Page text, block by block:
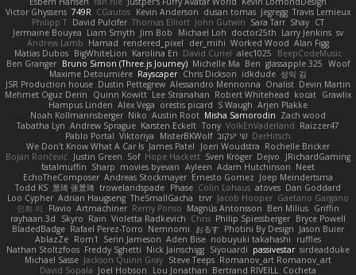
Victor Ghyssens 749R CGautos Kevin Anderson dusan tomas Jegregg Travis Lemieux
Philipp T David Pulcifer Thomas Elliott John Gutwin Sara Tarr Shay CT
Jermaine Bouyea Liam Smyth Jim Bob Michael Loh doctor25th Larry Jenkins sv
Andrew Lamb Hamad rendered_pixel der_mihi Worked Wood Alan Figg
Matias Dubos BigWhiteLion Karolina En David Curiel alec1025
BeepCodeMusic
Ben Granger Bruno Simon (Three.js Journey) Michelle Ma Ben glassapple 325 Woof
Maxime Detournière Rayscaper Chris Dickson idkdude 성익 김
JSR Production house Dustin Pettegrew Alessandro Mennonna Onalist Devin Martin
Mehmet Oguz Derin
Quinn Kowitt Lee Stranahan Robert Whitehead kocat Grawlix
Hampus Linden Alex Vega orestis picard S Waugh Arjen Plakke
Noah Kollmannsberger Niko Austin Root Misha Samorodin Zach wood
Tabatha Lyn Andrew Sprague Karsten Eckelt Tony VolkEnVaderland Raizzer47
Pablo Portal Viktoriya MisterBKWolf שי יעקוב DerHitsch
We Don't Know What A Car Is James Patel Joeri Woudstra Rochelle Bricker
Bojan Rončević
Justin Green Sof Hope Hackett Sven Kröger Dejvo
JRichardGaming
fatalmuffin Sharp movies byevan Ayleen Adam Hutchinson Neet
EchoTheComposer Andreas Stockmayer Ernesto Gomez Joep Meindertsma
Todd KS 景琦 张景琦 trowelandspade Phase Colin Lohaus atoves Dan Goddard
Loo Cypher Adrian Haugseng TheSmallGacha trvr Jacob Hooper Gaetano Gargano
민희 이
Flavio Artmachiner Remy Ponso Magnús Antonsson Ben Milius Griffin
rayhaan.3d
Skyro Rain Violetta Radkevich Chris Philip Spiessberger Bryce Powell
BladedBadge Rafael Perez-Torro Nemnomi おるす Photini By Design Jason Buier
AblazZe Rom1 Serin Jameson Aden Bise nobuyuki takahashi
ruffles
Nathan Stoltzfoos Freddy Sghetti Nick Jainschigg Siyouardi passivestar sirdeadduke
Michael Sasse Jackson Quinn Gray Steve Teeps Romanov_art Romanov_art
David Sopala Joel Hobson Lou Jonathan Bertrand RIVEILL
Cocheta